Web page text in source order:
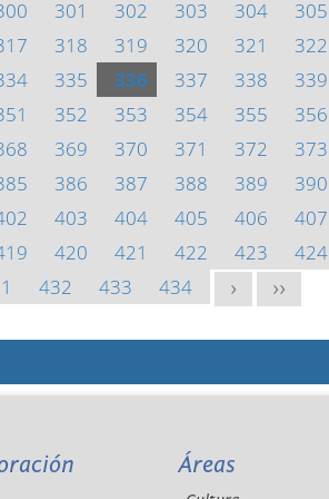
301 302 303 304 305
318 319 320 321 322
335 336 337 338 339
352 353 354 355 356
369 370 371 372 373
386 387 388 389 390
403 404 405 406 407
420 421 422 423 424
432 433 434 > >>
Áreas